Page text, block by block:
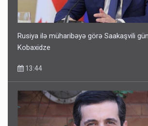
Rusiya ilə müharibəyə görə Saakaşvili
Kobaxidze
13:44